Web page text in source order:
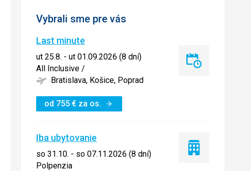
Vybrali sme pre vás
Last minute
ut 25.8. - ut 01.09.2026 (8 dní)
All Inclusive /
Bratislava, Košice, Poprad
od 755 € za os.
Last
Iba ubytovanie
so 31.10. - so 07.11.2026 (8 dní)
Polpenzia
Iba